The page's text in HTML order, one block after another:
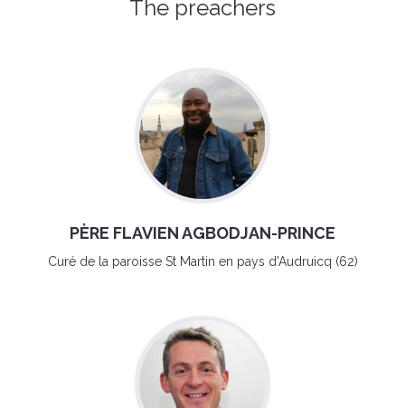
The preachers
PÈRE FLAVIEN AGBODJAN-PRINCE
Curé de la paroisse St Martin en pays d'Audruicq (62)